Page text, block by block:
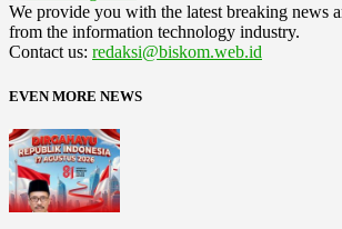
We provide you with the latest breaking news
from the information technology industry.
Contact us: redaksi@biskom.web.id
EVEN MORE NEWS